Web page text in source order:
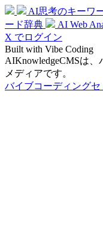
AI思考のキーワ
ード辞典
AI Web
X でログイン
Built with Vibe Coding
AIKnowledgeCMSは
メディアです。
バイブコーディングセ